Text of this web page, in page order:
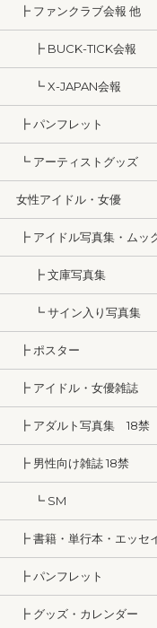
┣ ファンクラブ会報 他
┣ BUCK-TICK会報
┗ X-JAPAN会報
┣ パンフレット
┗ アーティストグッズ
女性アイドル・女優
┣ アイドル写真集・ムッ
┣ 文庫写真集
┗ サイン入り写真集
┣ ポスター
┣ アイドル・女優雑誌
┣ アダルト写真集 18禁
┣ 男性向け雑誌 18禁
┗ SM
┣ 書籍・単行本・エッセ
┣ パンフレット
┣ グッズ・カレンダー